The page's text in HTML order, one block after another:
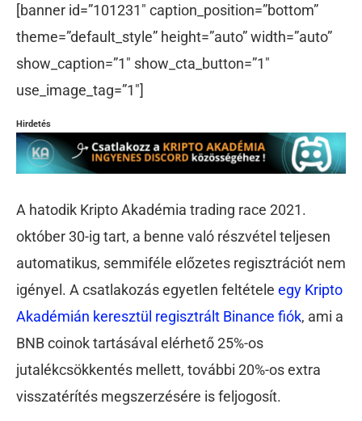
[banner id=”101231″ caption_position=”bottom”
theme=”default_style” height=”auto” width=”auto”
show_caption=”1″ show_cta_button=”1″
use_image_tag=”1″]
Hirdetés
A hatodik Kripto Akadémia trading race 2021.
október 30-ig tart, a benne való részvétel teljesen
automatikus, semmiféle előzetes regisztrációt nem
igényel. A csatlakozás egyetlen feltétele egy Kripto
Akadémián keresztül regisztrált Binance fiók, ami a
BNB coinok tartásával elérhető 25%-os
jutalékcsökkentés mellett, további 20%-os extra
visszatérítés megszerzésére is feljogosít.